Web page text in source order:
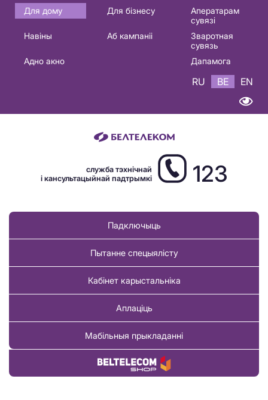
Основная
навигация
Для дому Для бізнесу
Аператарам
сувязі
Навіны
Аб кампаніі
Зваротная
сувязь
Адно акно
Дапамога
RU BE EN
служба тэхнічнай
і кансультацыйнай падтрымкі
123
Падключыць
Пытанне спецыялісту
Кабінет карыстальніка
Аплаціць
Мабільныя прыкладанні
Купіць тавар